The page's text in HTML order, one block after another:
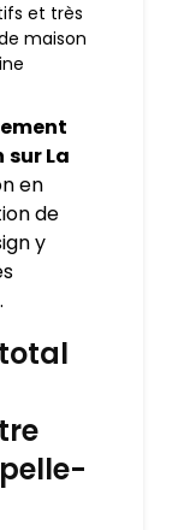
et très
maison
sur La
en
de
y